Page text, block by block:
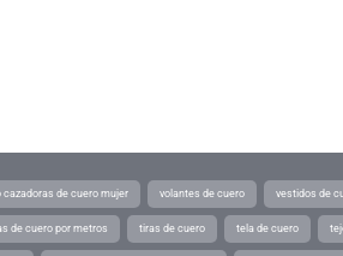
cazadoras de cuero mujer volantes de cuero vestidos de
de cuero por metros tiras de cuero tela de cuero